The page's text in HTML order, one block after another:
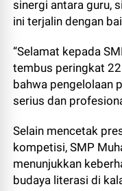
sinergi antara guru,
ini terjalin dengan
“Selamat kepada
tembus peringkat
bahwa pengelolaan
serius dan
Selain mencetak
kompetisi, SMP
menunjukkan
budaya literasi di